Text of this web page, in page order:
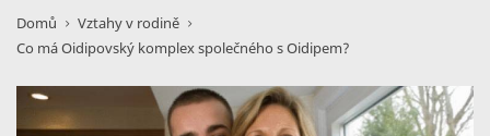
Domů
Vztahy v rodině
Co má Oidipovský komplex společného s Oidipem?